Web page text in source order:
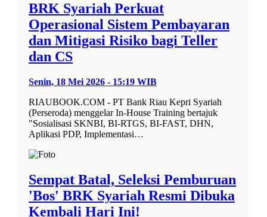
BRK Syariah Perkuat
Operasional Sistem Pembayaran
dan Mitigasi Risiko bagi Teller
dan CS
Senin, 18 Mei 2026 - 15:19 WIB
RIAUBOOK.COM - PT Bank Riau Kepri Syariah
(Perseroda) menggelar In-House Training bertajuk
"Sosialisasi SKNBI, BI-RTGS, BI-FAST, DHN,
Aplikasi PDP, Implementasi…
Sempat Batal, Seleksi Pemburuan
'Bos' BRK Syariah Resmi Dibuka
Kembali Hari Ini!